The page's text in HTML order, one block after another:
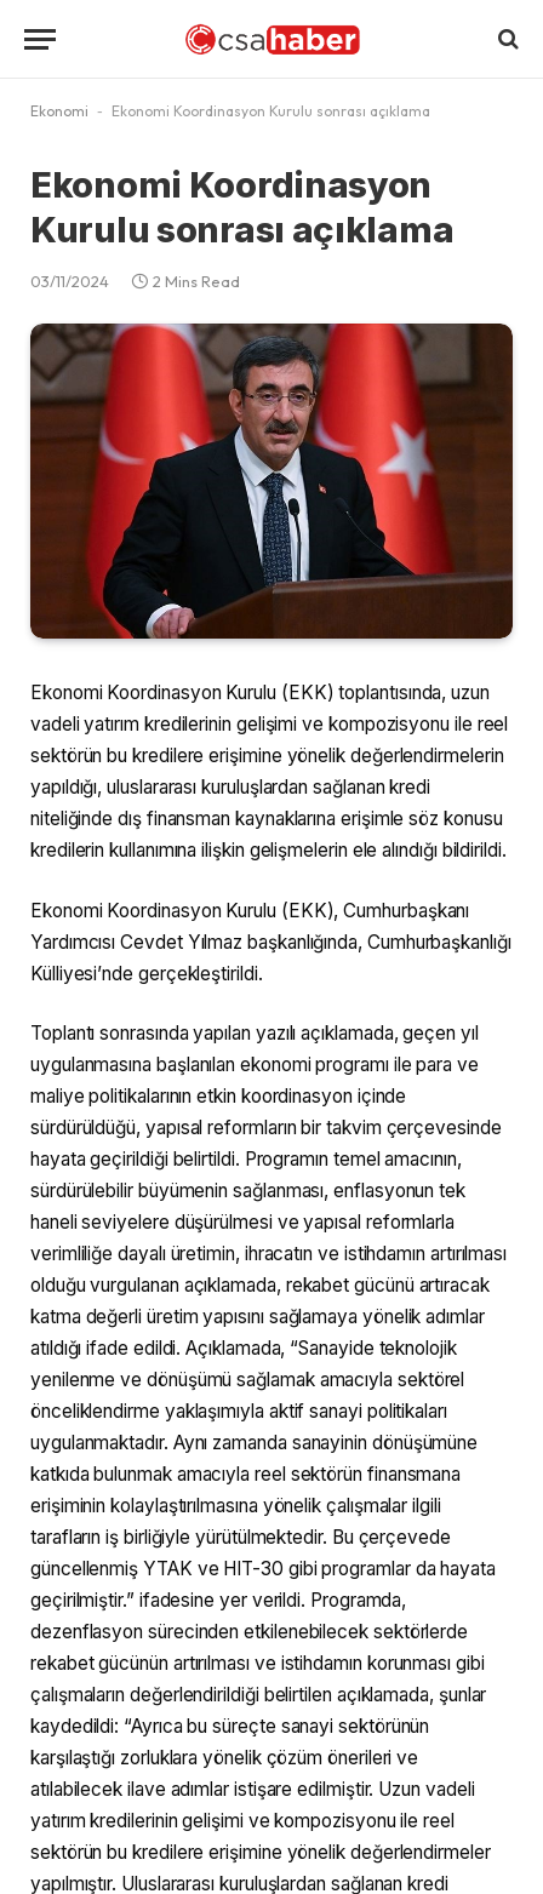
Ekonomi - Ekonomi Koordinasyon Kurulu sonrası açıklama
Ekonomi Koordinasyon
Kurulu sonrası açıklama
03/11/2024 2 Mins Read
Ekonomi Koordinasyon Kurulu (EKK) toplantısında, uzun
vadeli yatırım kredilerinin gelişimi ve kompozisyonu ile reel
sektörün bu kredilere erişimine yönelik değerlendirmelerin
yapıldığı, uluslararası kuruluşlardan sağlanan kredi
niteliğinde dış finansman kaynaklarına erişimle söz konusu
kredilerin kullanımına ilişkin gelişmelerin ele alındığı bildirildi.
Ekonomi Koordinasyon Kurulu (EKK), Cumhurbaşkanı
Yardımcısı Cevdet Yılmaz başkanlığında, Cumhurbaşkanlığı
Külliyesi’nde gerçekleştirildi.
Toplantı sonrasında yapılan yazılı açıklamada, geçen yıl
uygulanmasına başlanılan ekonomi programı ile para ve
maliye politikalarının etkin koordinasyon içinde
sürdürüldüğü, yapısal reformların bir takvim çerçevesinde
hayata geçirildiği belirtildi. Programın temel amacının,
sürdürülebilir büyümenin sağlanması, enflasyonun tek
haneli seviyelere düşürülmesi ve yapısal reformlarla
verimliliğe dayalı üretimin, ihracatın ve istihdamın artırılması
olduğu vurgulanan açıklamada, rekabet gücünü artıracak
katma değerli üretim yapısını sağlamaya yönelik adımlar
atıldığı ifade edildi. Açıklamada, “Sanayide teknolojik
yenilenme ve dönüşümü sağlamak amacıyla sektörel
önceliklendirme yaklaşımıyla aktif sanayi politikaları
uygulanmaktadır. Aynı zamanda sanayinin dönüşümüne
katkıda bulunmak amacıyla reel sektörün finansmana
erişiminin kolaylaştırılmasına yönelik çalışmalar ilgili
tarafların iş birliğiyle yürütülmektedir. Bu çerçevede
güncellenmiş YTAK ve HIT-30 gibi programlar da hayata
geçirilmiştir.” ifadesine yer verildi. Programda,
dezenflasyon sürecinden etkilenebilecek sektörlerde
rekabet gücünün artırılması ve istihdamın korunması gibi
çalışmaların değerlendirildiği belirtilen açıklamada, şunlar
kaydedildi: “Ayrıca bu süreçte sanayi sektörünün
karşılaştığı zorluklara yönelik çözüm önerileri ve
atılabilecek ilave adımlar istişare edilmiştir. Uzun vadeli
yatırım kredilerinin gelişimi ve kompozisyonu ile reel
sektörün bu kredilere erişimine yönelik değerlendirmeler
yapılmıştır. Uluslararası kuruluşlardan sağlanan kredi